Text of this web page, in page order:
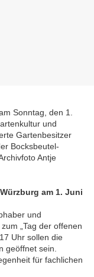
Sonntag, den 1.
und
Gartenbesitzer
Bocksbeutel-
Antje
am 1. Juni
und
„Tag der offenen
Uhr sollen die
geöffnet sein.
für fachlichen